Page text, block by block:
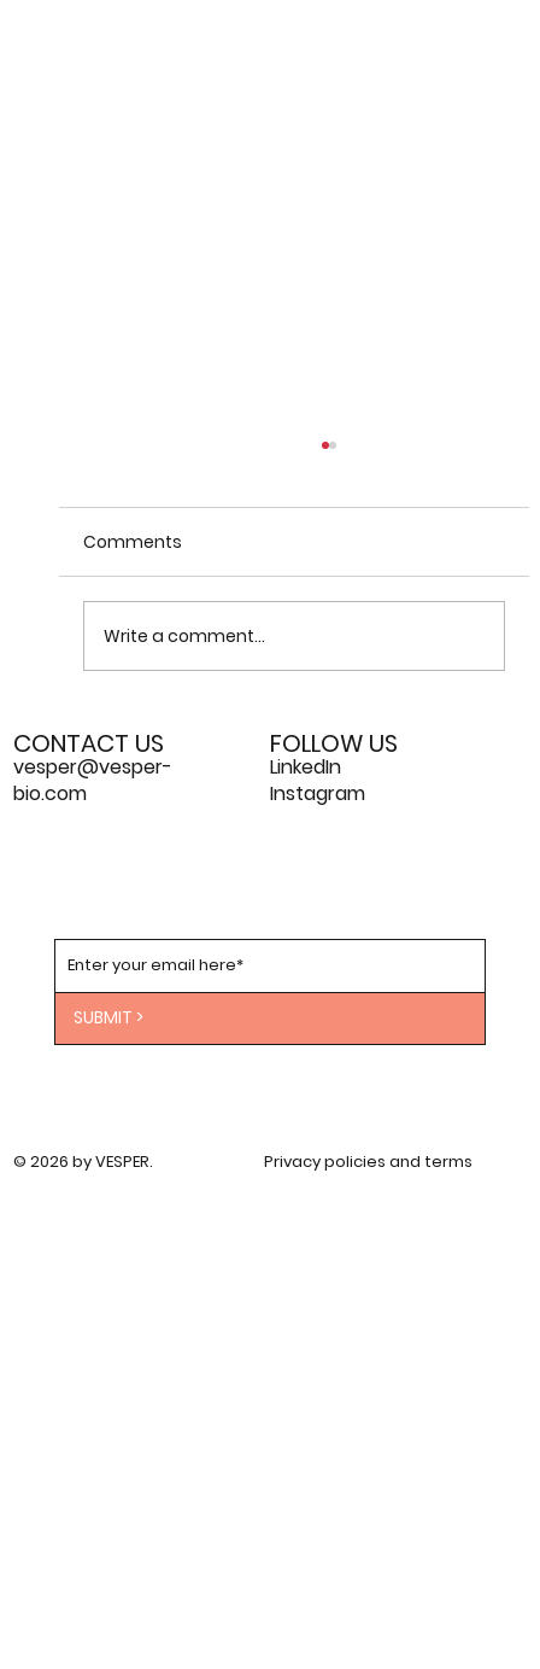
Como a Biologia Sintética moldará o
futuro
Comments
Write a comment...
SUBMIT >
© 2026 by VESPER. Privacy policies and terms
LinkedIn
Instagram
CONTACT US
vesper@vesper-
bio.com
FOLLOW US